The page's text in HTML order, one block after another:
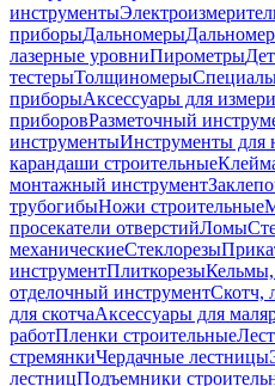
инструменты
приборыДальномеры
лазерные уровниПирометры
тестерыТолщиномеры
приборыАксессуары для
приборовРазметочный
инструментыИнструменты для
карандаши строительные
монтажный инструмент
трубогибыНожи строительные
просекатели отверстийЛомы
механическиеСтеклорезы
инструментПлиткорезыКельмы,
отделочный инструментСкотч,
для скотчаАксессуары для
работПленки строительные
стремянкиЧердачные лестницы
лестницПодъемники